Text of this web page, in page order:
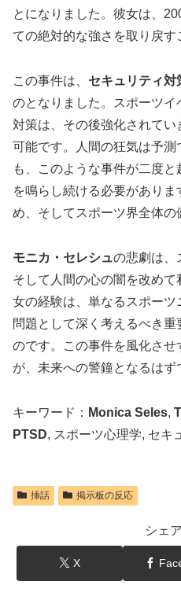
とになりました。彼女は、
ての絶対的な強さを取り戻す
この事件は、 セキュリティ対
のとなりました。スポーツ
対策は、その後強化されて
可能です。人間の狂気は予
も、このような事件が二度
を鳴らし続ける必要があり
め、そしてスポーツ界全体の
モニカ・セレシュの悲劇は、
そして人間の心の闇を改め
女の経験は、単なるスポー
問題として深く考えるべき
のです。この事件を風化さ
が、未来への警鐘となるはず
キーワード： Monica Seles,
PTSD, スポーツ心理学, セキ
挿話 掲示板の反応
シェ
X